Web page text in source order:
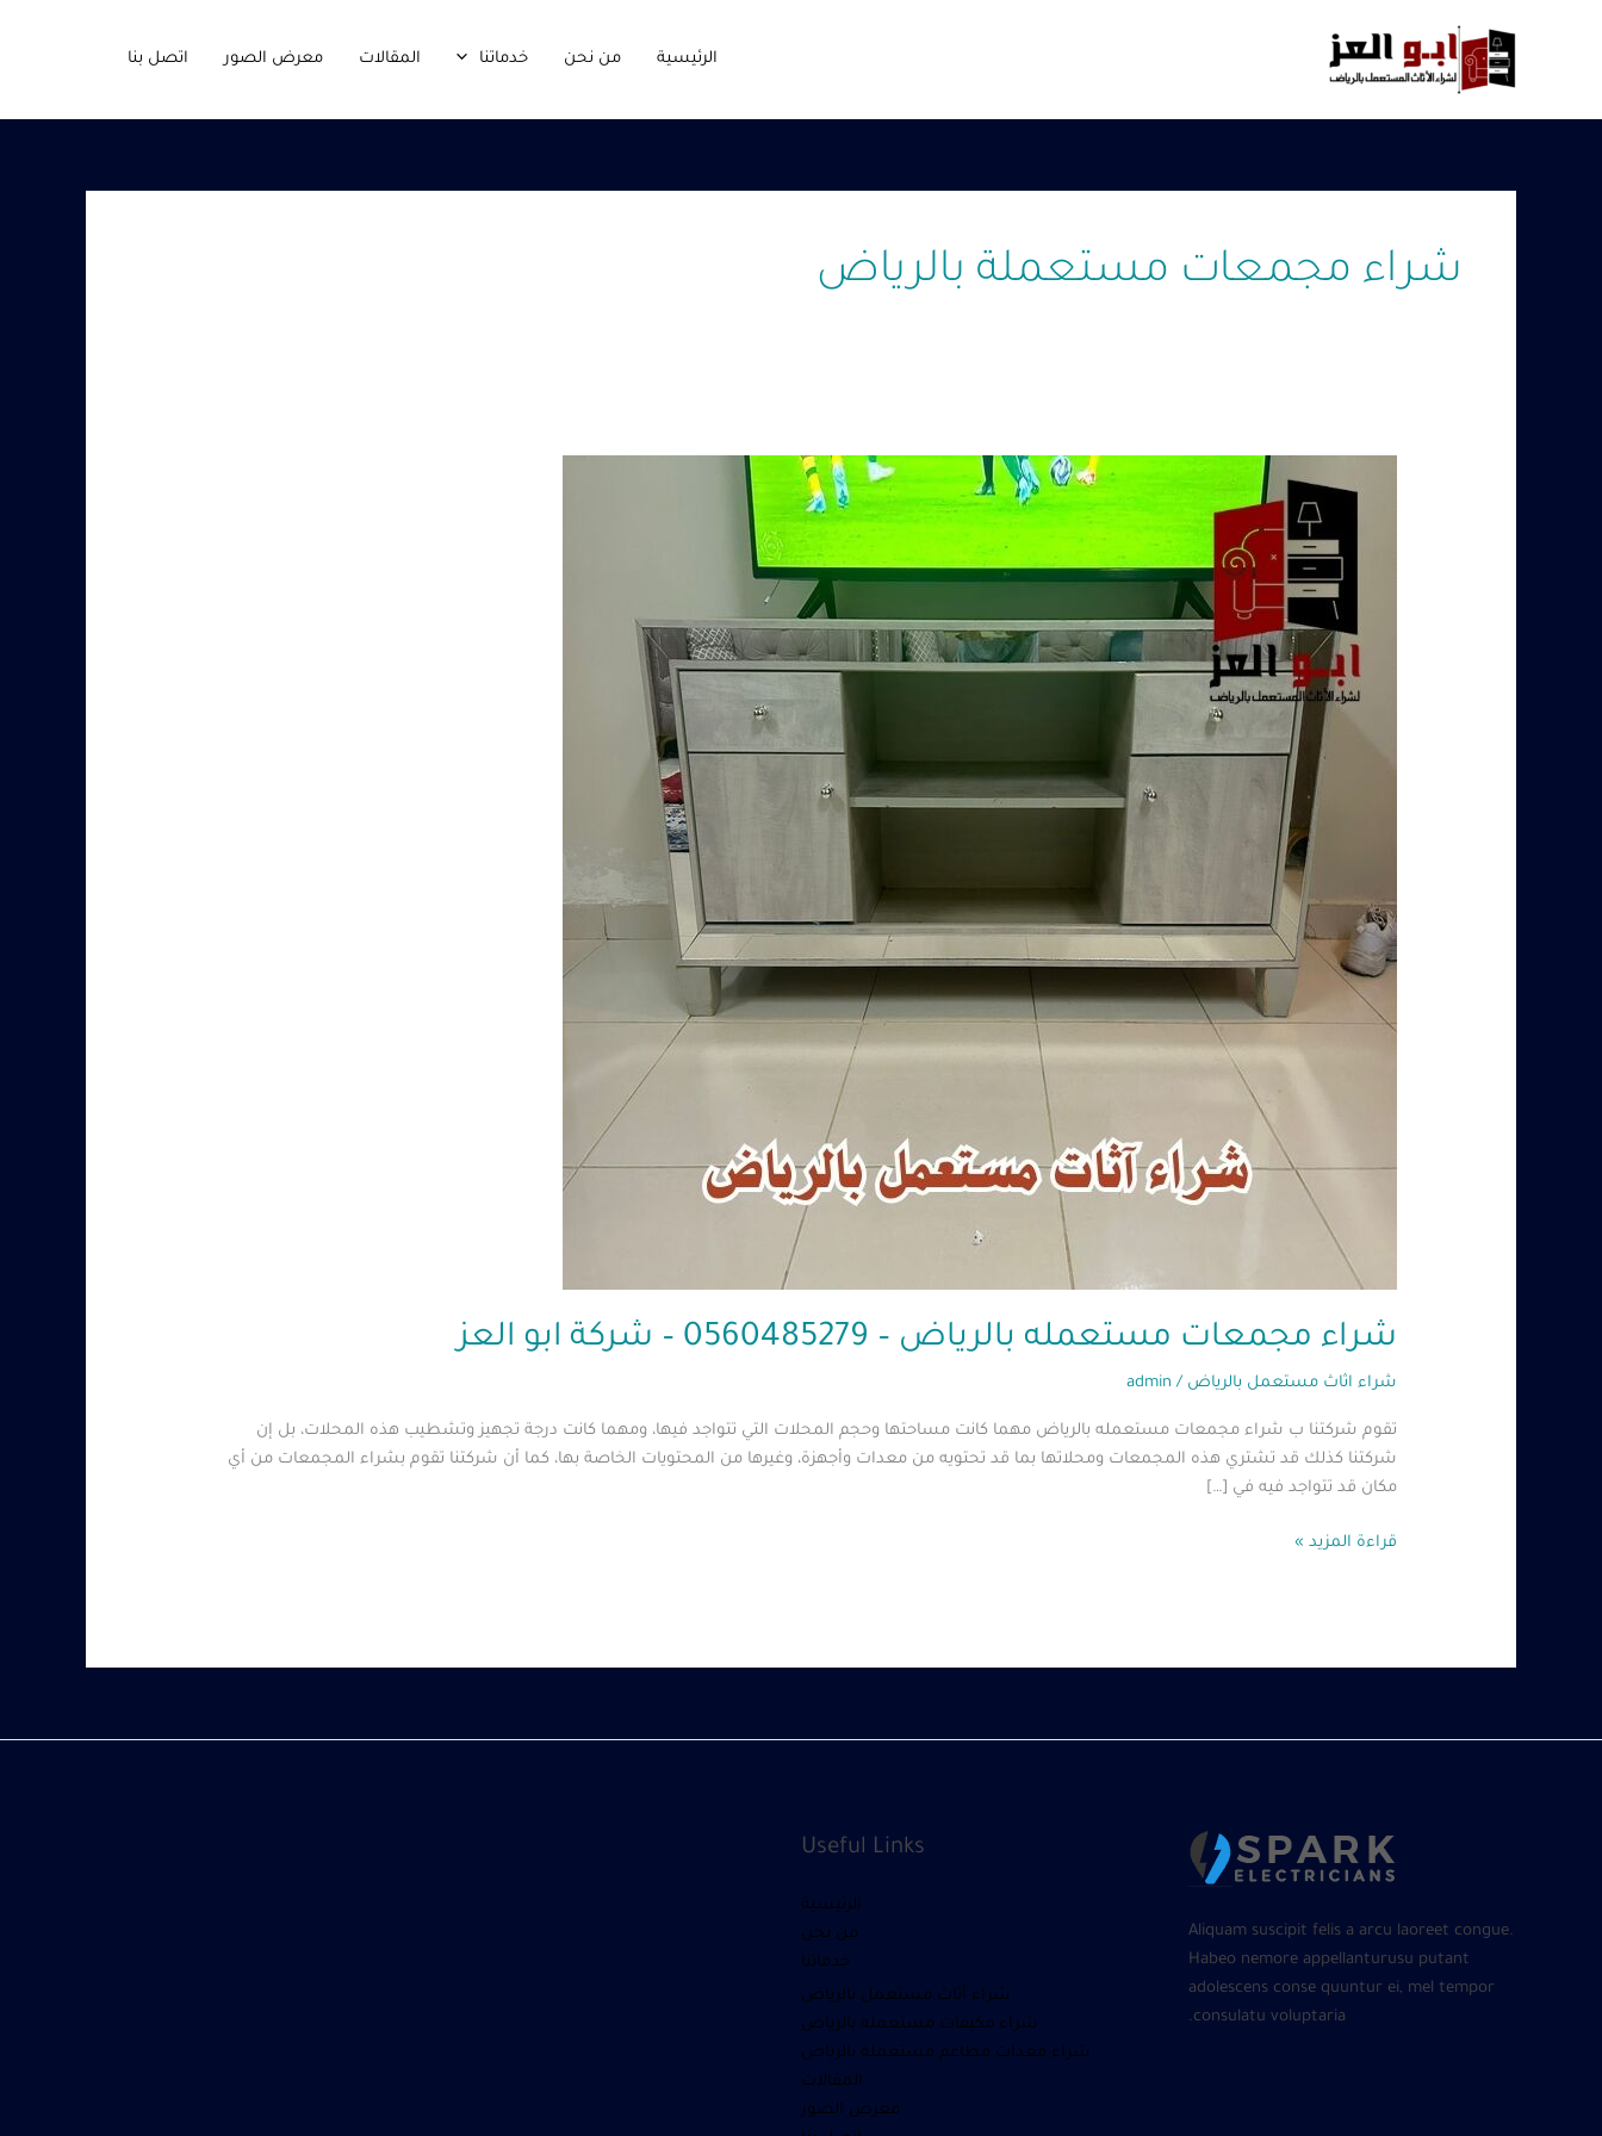
الرئيسية من نحن خدماتنا المقالات معرض الصور اتصل بنا
شراء مجمعات مستعملة بالرياض
شراء مجمعات مستعمله بالرياض – 0560485279 – شركة ابو العز
شراء اثاث مستعمل بالرياض /
admin
تقوم شركتنا ب شراء مجمعات مستعمله بالرياض مهما كانت مساحتها وحجم المحلات التي تتواجد فيها، ومهما كانت درجة تجهيز وتشطيب هذه المحلات، بل إن
شركتنا كذلك قد تشتري هذه المجمعات ومحلاتها بما قد تحتويه من معدات وأجهزة، وغيرها من المحتويات الخاصة بها، كما أن شركتنا تقوم بشراء المجمعات من أي
مكان قد تتواجد فيه في […]
مجمعات
بالرياض
0560485279
قراءة المزيد »
Aliquam suscipit felis a arcu laoreet congue.
Habeo nemore appellanturusu putant
adolescens conse quuntur ei, mel tempor
consulatu voluptaria.
Useful Links
الرئيسية
من نحن
خدماتنا
شراء أثاث مستعمل بالرياض
شراء مكيفات مستعمله بالرياض
شراء معدات مطاعم مستعملة بالرياض
المقالات
معرض الصور